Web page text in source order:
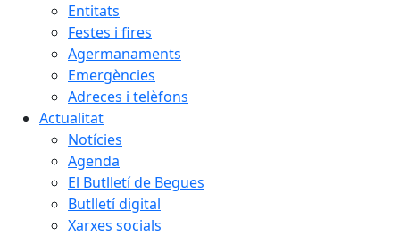
Entitats
Festes i fires
Agermanaments
Emergències
Adreces i telèfons
Actualitat
Notícies
Agenda
El Butlletí de Begues
Butlletí digital
Xarxes socials